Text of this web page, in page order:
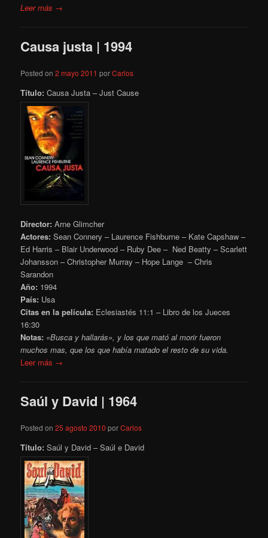
Leer más →
Causa justa | 1994
Posted on2 mayo 2011 porCarlos
Título: Causa Justa – Just Cause
Director: Arne Glimcher
Actores: Sean Connery – Laurence Fishburne – Kate Capshaw –
Ed Harris – Blair Underwood – Ruby Dee – Ned Beatty – Scarlett
Johansson – Christopher Murray – Hope Lange – Chris
Sarandon
Año: 1994
País: Usa
Citas en la película: Eclesiastés 11:1 – Libro de los Jueces
16:30
Notas: «Busca y hallarás», y los que mató al morir fueron
muchos mas, que los que había matado el resto de su vida.
Leer más →
Saúl y David | 1964
Posted on25 agosto 2010 porCarlos
Título: Saúl y David – Saúl e David